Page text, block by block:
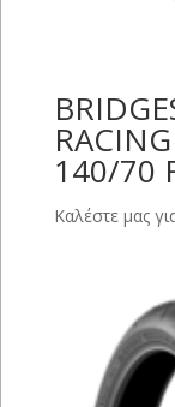
140/70
Καλέστε μας